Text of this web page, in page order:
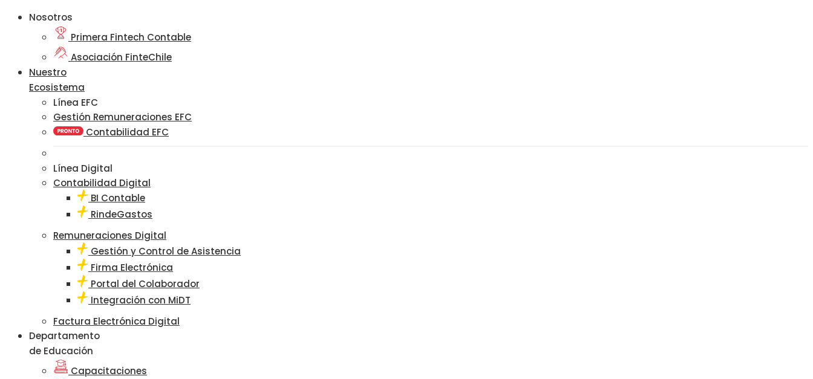
Nosotros
Primera Fintech Contable
Asociación FinteChile
Nuestro
Ecosistema
Línea EFC
Gestión Remuneraciones EFC
Contabilidad EFC
Línea Digital
Contabilidad Digital
BI Contable
RindeGastos
Remuneraciones Digital
Gestión y Control de Asistencia
Firma Electrónica
Portal del Colaborador
Integración con MiDT
Factura Electrónica Digital
Departamento
de Educación
Capacitaciones